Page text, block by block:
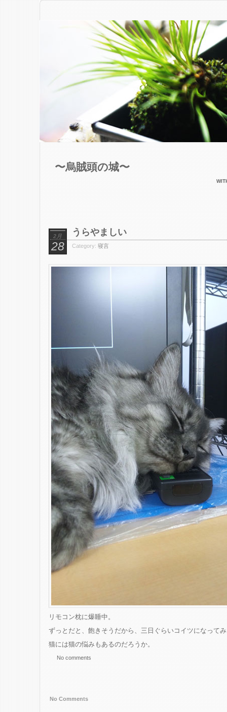
〜烏賊頭の城〜
2月
28
うらやましい
Category: 寝言
リモコン枕に爆睡中。
ずっとだと、飽きそうだから、三日ぐらいコイツになって
猫には猫の悩みもあるのだろうか。
No comments
No Comments